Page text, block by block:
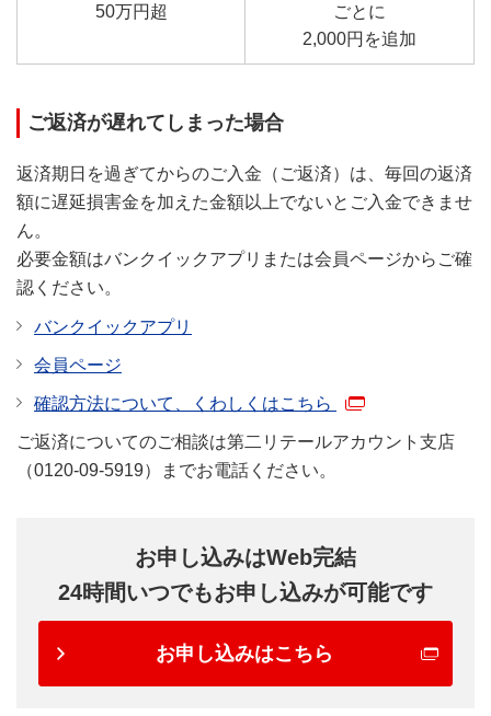
50万円超
ごとに
2,000円を追加
ご返済が遅れてしまった場合
返済期日を過ぎてからのご入金（ご返済）は、毎回の返済
額に遅延損害金を加えた金額以上でないとご入金できませ
ん。
必要金額はバンクイックアプリまたは会員ページからご確
認ください。
バンクイックアプリ
会員ページ
確認方法について、くわしくはこちら
ご返済についてのご相談は第二リテールアカウント支店
（0120-09-5919）までお電話ください。
お申し込みはWeb完結
24時間いつでもお申し込みが可能です
お申し込みはこちら